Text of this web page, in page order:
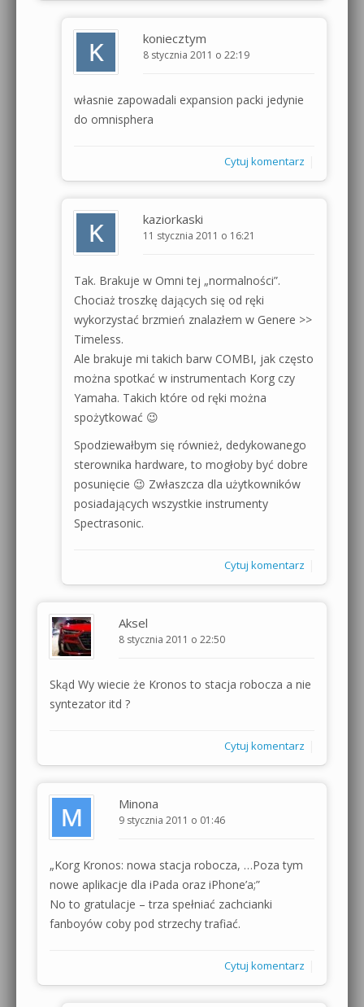
koniecztym
8 stycznia 2011 o 22:19
własnie zapowadali expansion packi jedynie
do omnisphera
Cytuj komentarz
kaziorkaski
11 stycznia 2011 o 16:21
Tak. Brakuje w Omni tej „normalności”.
Chociaż troszkę dających się od ręki
wykorzystać brzmień znalazłem w Genere >>
Timeless.
Ale brakuje mi takich barw COMBI, jak często
można spotkać w instrumentach Korg czy
Yamaha. Takich które od ręki można
spożytkować 😉
Spodziewałbym się również, dedykowanego
sterownika hardware, to mogłoby być dobre
posunięcie 😉 Zwłaszcza dla użytkowników
posiadających wszystkie instrumenty
Spectrasonic.
Cytuj komentarz
Aksel
8 stycznia 2011 o 22:50
Skąd Wy wiecie że Kronos to stacja robocza a nie
syntezator itd ?
Cytuj komentarz
Minona
9 stycznia 2011 o 01:46
„Korg Kronos: nowa stacja robocza, …Poza tym
nowe aplikacje dla iPada oraz iPhone’a;”
No to gratulacje – trza spełniać zachcianki
fanboyów coby pod strzechy trafiać.
Cytuj komentarz